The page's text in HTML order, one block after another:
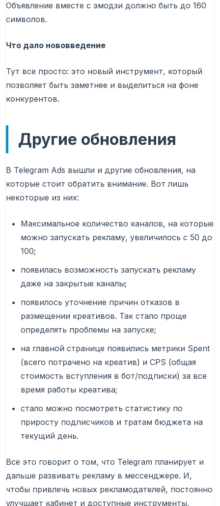
Объявление вместе с эмодзи должно быть до 160
символов.
Что дало нововведение
Тут все просто: это новый инструмент, который
позволяет быть заметнее и выделиться на фоне
конкурентов.
Другие обновления
В Telegram Ads вышли и другие обновления, на
которые стоит обратить внимание. Вот лишь
некоторые из них:
Максимальное количество каналов, на которые
можно запускать рекламу, увеличилось с 50 до
100;
появилась возможность запускать рекламу
даже на закрытые каналы;
появилось уточнение причин отказов в
размещении креативов. Так стало проще
определять проблемы на запуске;
на главной странице появились метрики Spent
(всего потрачено на креатив) и CPS (общая
стоимость вступления в бот/подписки) за все
время работы креатива;
стало можно посмотреть статистику по
приросту подписчиков и тратам бюджета на
текущий день.
Все это говорит о том, что Telegram планирует и
дальше развивать рекламу в мессенджере. И,
чтобы привлечь новых рекламодателей, постоянно
улучшает кабинет и доступные инструменты.